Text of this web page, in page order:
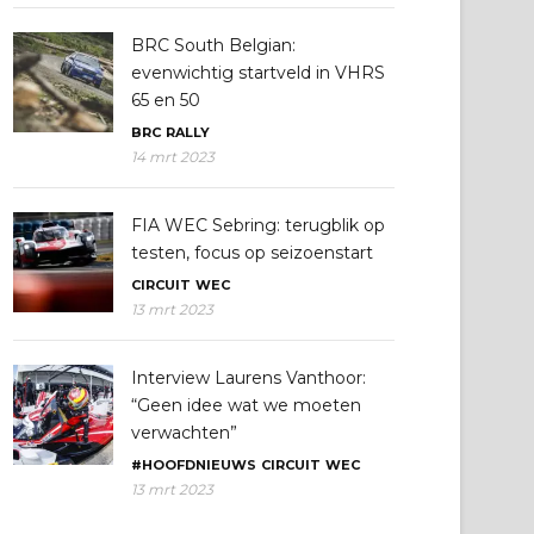
BRC South Belgian:
evenwichtig startveld in VHRS
65 en 50
BRC RALLY
14 mrt 2023
FIA WEC Sebring: terugblik op
testen, focus op seizoenstart
CIRCUIT WEC
13 mrt 2023
Interview Laurens Vanthoor:
“Geen idee wat we moeten
verwachten”
#HOOFDNIEUWS CIRCUIT WEC
13 mrt 2023